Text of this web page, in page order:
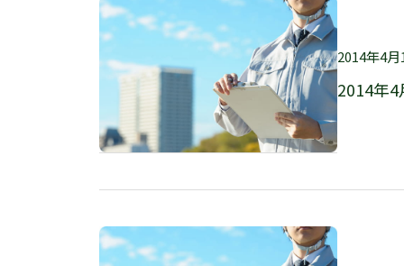
2014年4月
2014年4